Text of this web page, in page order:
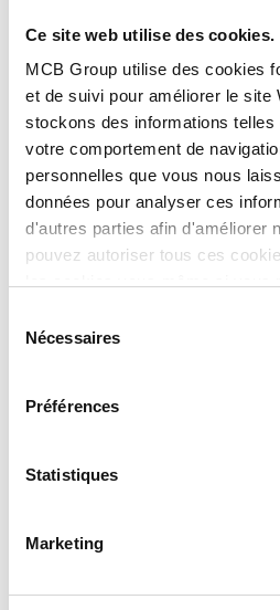
Ce site web utilise des cookies.
MCB Group utilise des cookies
et de suivi pour améliorer le site
stockons des informations telles
votre comportement de
personnelles que vous nous
données pour analyser ces
d'autres parties afin d'améliorer
pouvez autoriser tous ces
plus d'informations sur les
et les parties avec lesquelles
règlementici
Nécessaires
Préférences
Statistiques
Marketing
Inox 304L manchon
3000 lbs
2430-0116
Selectionner la dimension
316L socket weld
Selectionner la dimension